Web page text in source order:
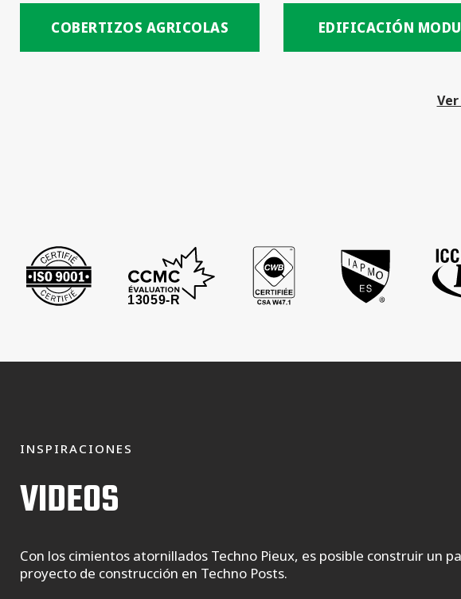
COBERTIZOS AGRICOLAS EDIFICACIÓN
INSPIRACIONES
VIDEOS
Con los cimientos atornillados Techno Pieux, es posible construir un
proyecto de construcción en Techno Posts.